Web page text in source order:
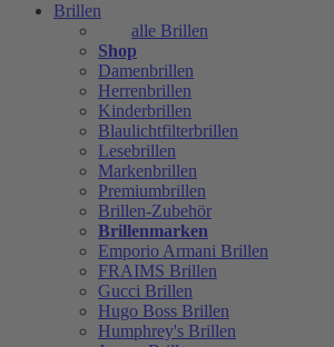
Brillen
alle Brillen
Shop
Damenbrillen
Herrenbrillen
Kinderbrillen
Blaulichtfilterbrillen
Lesebrillen
Markenbrillen
Premiumbrillen
Brillen-Zubehör
Brillenmarken
Emporio Armani Brillen
FRAIMS Brillen
Gucci Brillen
Hugo Boss Brillen
Humphrey's Brillen